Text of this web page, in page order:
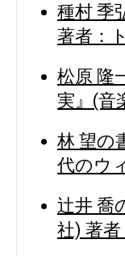
種村 季
著者：
松原 隆
実』(音
林 望の
代のウ
辻井 喬
社) 著者